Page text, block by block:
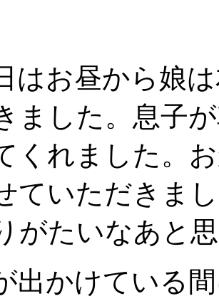
お昼から娘
ました。息子
くれました。
ていただきま
がたいなあと
かけている